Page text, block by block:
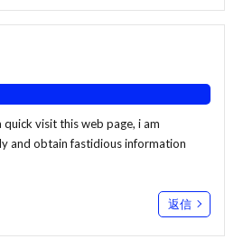
visit this web page, i am
and obtain fastidious information
返信